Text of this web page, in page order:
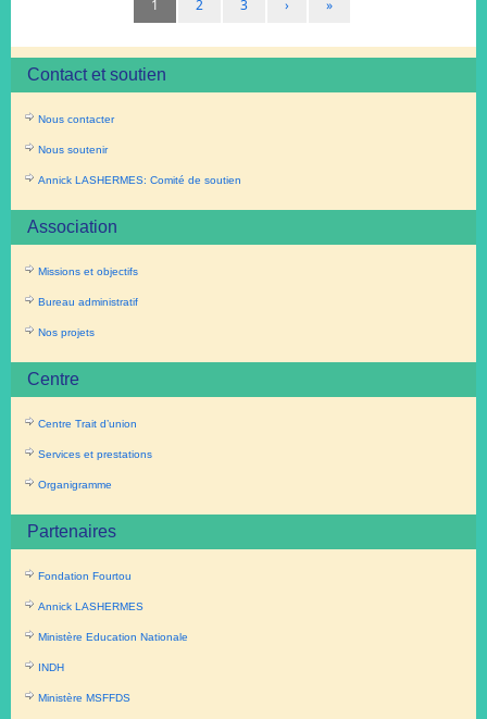
1 2 3 › »
Contact et soutien
Nous contacter
Nous soutenir
Annick LASHERMES: Comité de soutien
Association
Missions et objectifs
Bureau administratif
Nos projets
Centre
Centre Trait d’union
Services et prestations
Organigramme
Partenaires
Fondation Fourtou
Annick LASHERMES
Ministère Education Nationale
INDH
Ministère MSFFDS